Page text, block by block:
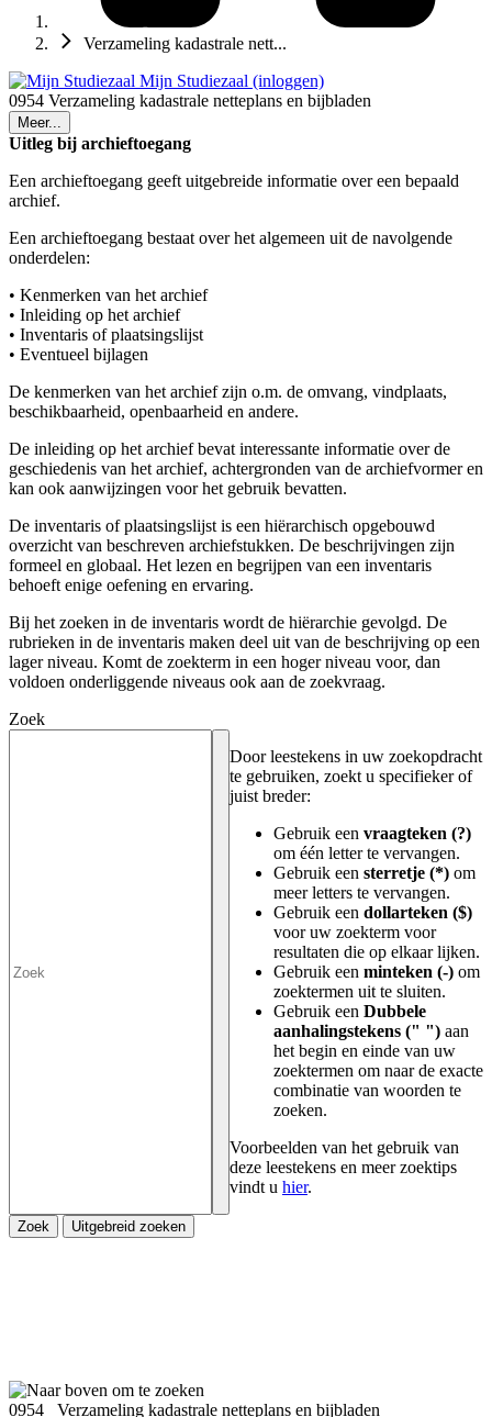
Verzameling kadastrale nett...
Mijn Studiezaal (inloggen)
0954 Verzameling kadastrale netteplans en bijbladen
Meer...
Uitleg bij archieftoegang
Een archieftoegang geeft uitgebreide informatie over een bepaald
archief.
Een archieftoegang bestaat over het algemeen uit de navolgende
onderdelen:
• Kenmerken van het archief
• Inleiding op het archief
• Inventaris of plaatsingslijst
• Eventueel bijlagen
De kenmerken van het archief zijn o.m. de omvang, vindplaats,
beschikbaarheid, openbaarheid en andere.
De inleiding op het archief bevat interessante informatie over de
geschiedenis van het archief, achtergronden van de archiefvormer en
kan ook aanwijzingen voor het gebruik bevatten.
De inventaris of plaatsingslijst is een hiërarchisch opgebouwd
overzicht van beschreven archiefstukken. De beschrijvingen zijn
formeel en globaal. Het lezen en begrijpen van een inventaris
behoeft enige oefening en ervaring.
Bij het zoeken in de inventaris wordt de hiërarchie gevolgd. De
rubrieken in de inventaris maken deel uit van de beschrijving op een
lager niveau. Komt de zoekterm in een hoger niveau voor, dan
voldoen onderliggende niveaus ook aan de zoekvraag.
Zoek
Door leestekens in uw zoekopdracht
te gebruiken, zoekt u specifieker of
juist breder:
Gebruik een vraagteken (?)
om één letter te vervangen.
Gebruik een sterretje (*) om
meer letters te vervangen.
Gebruik een dollarteken ($)
voor uw zoekterm voor
resultaten die op elkaar lijken.
Gebruik een minteken (-) om
zoektermen uit te sluiten.
Gebruik een Dubbele
aanhalingstekens (" ") aan
het begin en einde van uw
zoektermen om naar de exacte
combinatie van woorden te
zoeken.
Voorbeelden van het gebruik van
deze leestekens en meer zoektips
vindt u hier.
Zoek Uitgebreid zoeken
0954 Verzameling kadastrale netteplans en bijbladen